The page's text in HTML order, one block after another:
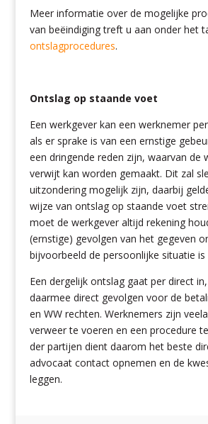
Meer informatie over de mogelijke
van beëindiging treft u aan onder het
ontslagprocedures.
Ontslag op staande voet
Een werkgever kan een werknemer
als er sprake is van een ernstige
een dringende reden zijn, waarvan de
verwijt kan worden gemaakt. Dit zal
uitzondering mogelijk zijn, daarbij
wijze van ontslag op staande voet
moet de werkgever altijd rekening
(ernstige) gevolgen van het gegeven
bijvoorbeeld de persoonlijke situatie is
Een dergelijk ontslag gaat per direct
daarmee direct gevolgen voor de
en WW rechten. Werknemers zijn
verweer te voeren en een procedure
der partijen dient daarom het beste
advocaat contact opnemen en de
leggen.